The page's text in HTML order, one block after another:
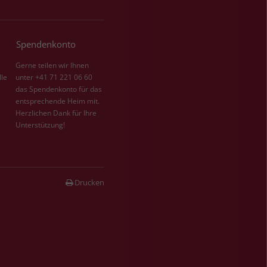
Spendenkonto
Gerne teilen wir Ihnen
unter +41 71 221 06 60
das Spendenkonto für das
entsprechende Heim mit.
Herzlichen Dank für Ihre
Unterstützung!
Drucken